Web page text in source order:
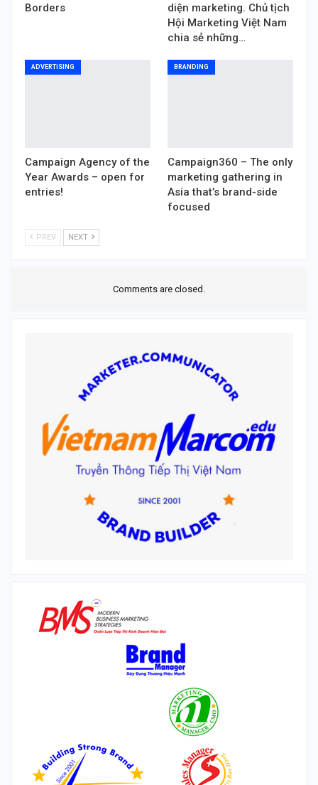
Borders
diện marketing. Chủ tịch
Hội Marketing Việt Nam
chia sẻ những…
ADVERTISING
Campaign Agency of the
Year Awards – open for
entries!
BRANDING
Campaign360 – The only
marketing gathering in
Asia that’s brand-side
focused
PREV NEXT
Comments are closed.